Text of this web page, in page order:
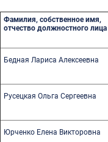
Фамилия,собственное имя,
отчество должностного лица
Бедная Лариса Алексеевна
Русецкая Ольга Сергеевна
Юрченко Елена Викторовна